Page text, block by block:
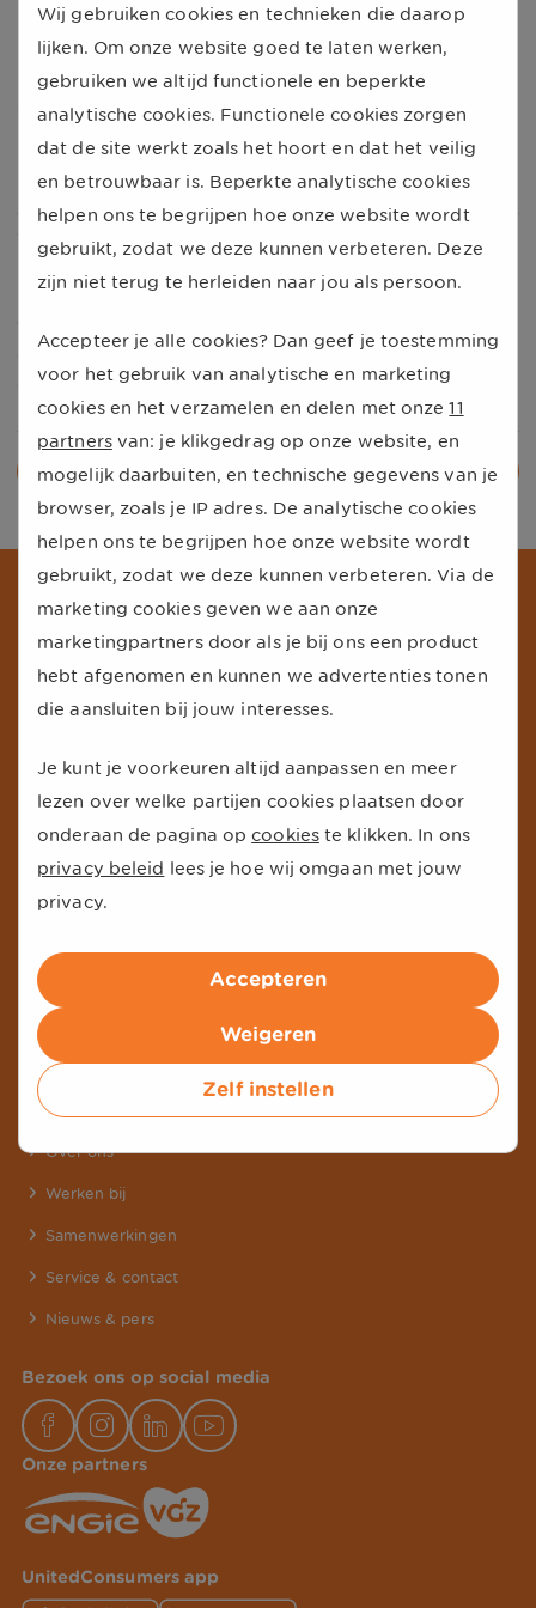
klantenvertellen.nl in hun reviewsysteem controles
ingebouwd die ervoor zorgen dat de reviews afkomstig
zijn van échte klanten. We verwerken en tonen alle
reviews van producten: positief én negatief. Inmiddels
hebben we al bijna 5000 klantreacties ontvangen.
We staan voor u klaar!
Uiteraard blijven wij ons inzetten om de beste service
deelnemers blijven besparen en houden ze meer over
voor de dingen die er echt toe doen.
Alle nieuwsberichten
Schrijf je in voor onze nieuwsbrief
experts.
Meld je aan
Onze producten
Energie
Mobiel
Tanken
Over UnitedConsumers
Over ons
Werken bij
Samenwerkingen
Service & contact
Nieuws & pers
Bezoek ons op social media
Onze partners
UnitedConsumers app
Wij gebruiken cookies en technieken die daarop
lijken. Om onze website goed te laten werken,
gebruiken we altijd functionele en beperkte
analytische cookies. Functionele cookies zorgen
dat de site werkt zoals het hoort en dat het veilig
en betrouwbaar is. Beperkte analytische cookies
helpen ons te begrijpen hoe onze website wordt
gebruikt, zodat we deze kunnen verbeteren. Deze
zijn niet terug te herleiden naar jou als persoon.
Accepteer je alle cookies? Dan geef je toestemming
voor het gebruik van analytische en marketing
cookies en het verzamelen en delen met onze 11
partners van: je klikgedrag op onze website, en
mogelijk daarbuiten, en technische gegevens van je
browser, zoals je IP adres. De analytische cookies
helpen ons te begrijpen hoe onze website wordt
gebruikt, zodat we deze kunnen verbeteren. Via de
marketing cookies geven we aan onze
marketingpartners door als je bij ons een product
hebt afgenomen en kunnen we advertenties tonen
die aansluiten bij jouw interesses.
Je kunt je voorkeuren altijd aanpassen en meer
lezen over welke partijen cookies plaatsen door
onderaan de pagina op cookies te klikken. In ons
privacy beleid lees je hoe wij omgaan met jouw
privacy.
Accepteren
Weigeren
Zelf instellen